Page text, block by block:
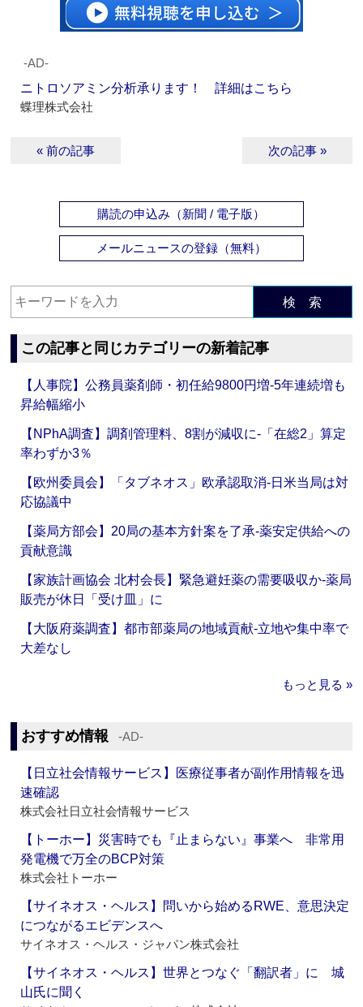
‐AD‐
ニトロソアミン分析承ります！ 詳細はこちら
蝶理株式会社
« 前の記事 次の記事 »
購読の申込み（新聞 / 電子版）
メールニュースの登録（無料）
検 索
この記事と同じカテゴリーの新着記事
【人事院】公務員薬剤師・初任給9800円増‐5年連続増も
昇給幅縮小
【NPhA調査】調剤管理料、8割が減収に‐「在総2」算定
率わずか3％
【欧州委員会】「タブネオス」欧承認取消‐日米当局は対
応協議中
【薬局方部会】20局の基本方針案を了承‐薬安定供給への
貢献意識
【家族計画協会 北村会長】緊急避妊薬の需要吸収か‐薬局
販売が休日「受け皿」に
【大阪府薬調査】都市部薬局の地域貢献‐立地や集中率で
大差なし
もっと見る »
おすすめ情報 ‐AD‐
【日立社会情報サービス】医療従事者が副作用情報を迅
速確認
株式会社日立社会情報サービス
【トーホー】災害時でも『止まらない』事業へ 非常用
発電機で万全のBCP対策
株式会社トーホー
【サイネオス・ヘルス】問いから始めるRWE、意思決定
につながるエビデンスへ
サイネオス・ヘルス・ジャパン株式会社
【サイネオス・ヘルス】世界とつなぐ「翻訳者」に 城
山氏に聞く